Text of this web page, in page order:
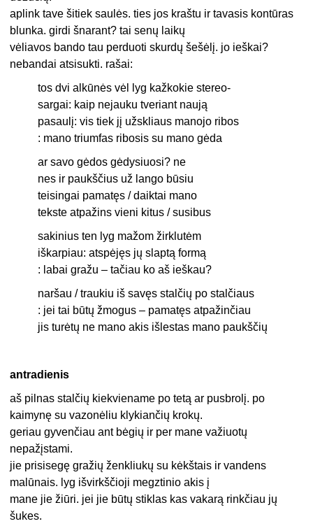
aplink tave šitiek saulės. ties jos kraštu ir tavasis kontūras
blunka. girdi šnarant? tai senų laikų
vėliavos bando tau perduoti skurdų šešėlį. jo ieškai?
nebandai atsisukti. rašai:
tos dvi alkūnės vėl lyg kažkokie stereo-
sargai: kaip nejauku tveriant naują
pasaulį: vis tiek jį užskliaus manojo ribos
: mano triumfas ribosis su mano gėda
ar savo gėdos gėdysiuosi? ne
nes ir paukščius už lango būsiu
teisingai pamatęs / daiktai mano
tekste atpažins vieni kitus / susibus
sakinius ten lyg mažom žirklutėm
iškarpiau: atspėjęs jų slaptą formą
: labai gražu – tačiau ko aš ieškau?
naršau / traukiu iš savęs stalčių po stalčiaus
: jei tai būtų žmogus – pamatęs atpažinčiau
jis turėtų ne mano akis išlestas mano paukščių
antradienis
aš pilnas stalčių kiekviename po tetą ar pusbrolį. po
kaimynę su vazonėliu klykiančių krokų.
geriau gyvenčiau ant bėgių ir per mane važiuotų
nepažįstami.
jie prisisegę gražių ženkliukų su kėkštais ir vandens
malūnais. lyg išvirkščioji megztinio akis į
mane jie žiūri. jei jie būtų stiklas kas vakarą rinkčiau jų
šukes.